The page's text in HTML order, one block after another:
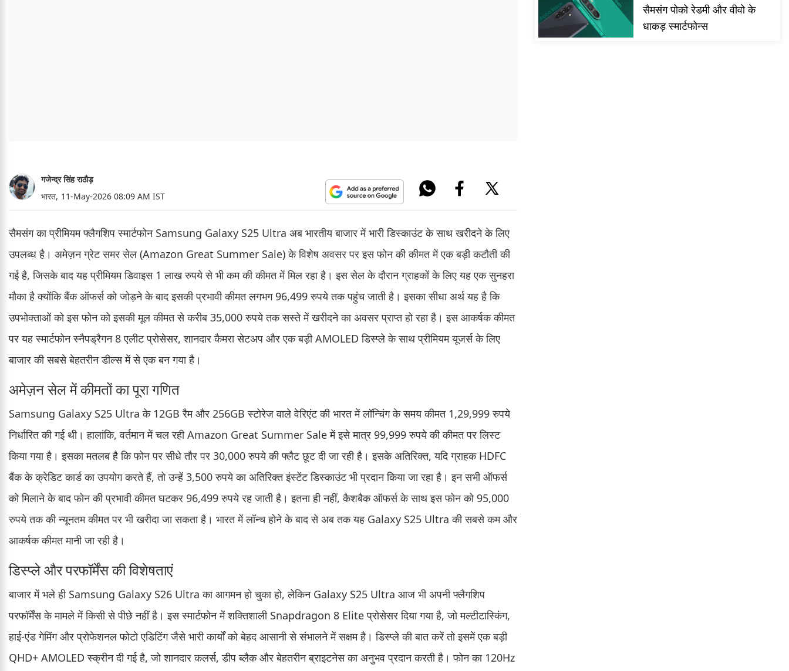
गजेन्द्र सिंह राठौड़
भारत, 11-May-2026 08:09 AM IST
सैमसंग का प्रीमियम फ्लैगशिप स्मार्टफोन Samsung Galaxy S25 Ultra अब भारतीय बाजार में भारी डिस्काउंट के साथ खरीदने के लिए
उपलब्ध है। अमेज़न ग्रेट समर सेल (Amazon Great Summer Sale) के विशेष अवसर पर इस फोन की कीमत में एक बड़ी कटौती की
गई है, जिसके बाद यह प्रीमियम डिवाइस 1 लाख रुपये से भी कम की कीमत में मिल रहा है। इस सेल के दौरान ग्राहकों के लिए यह एक सुनहरा
मौका है क्योंकि बैंक ऑफर्स को जोड़ने के बाद इसकी प्रभावी कीमत लगभग 96,499 रुपये तक पहुंच जाती है। इसका सीधा अर्थ यह है कि
उपभोक्ताओं को इस फोन को इसकी मूल कीमत से करीब 35,000 रुपये तक सस्ते में खरीदने का अवसर प्राप्त हो रहा है। इस आकर्षक कीमत
पर यह स्मार्टफोन स्नैपड्रैगन 8 एलीट प्रोसेसर, शानदार कैमरा सेटअप और एक बड़ी AMOLED डिस्प्ले के साथ प्रीमियम यूजर्स के लिए
बाजार की सबसे बेहतरीन डील्स में से एक बन गया है।
अमेज़न सेल में कीमतों का पूरा गणित
Samsung Galaxy S25 Ultra के 12GB रैम और 256GB स्टोरेज वाले वेरिएंट की भारत में लॉन्चिंग के समय कीमत 1,29,999 रुपये
निर्धारित की गई थी। हालांकि, वर्तमान में चल रही Amazon Great Summer Sale में इसे मात्र 99,999 रुपये की कीमत पर लिस्ट
किया गया है। इसका मतलब है कि फोन पर सीधे तौर पर 30,000 रुपये की फ्लैट छूट दी जा रही है। इसके अतिरिक्त, यदि ग्राहक HDFC
बैंक के क्रेडिट कार्ड का उपयोग करते हैं, तो उन्हें 3,500 रुपये का अतिरिक्त इंस्टेंट डिस्काउंट भी प्रदान किया जा रहा है। इन सभी ऑफर्स
को मिलाने के बाद फोन की प्रभावी कीमत घटकर 96,499 रुपये रह जाती है। इतना ही नहीं, कैशबैक ऑफर्स के साथ इस फोन को 95,000
रुपये तक की न्यूनतम कीमत पर भी खरीदा जा सकता है। भारत में लॉन्च होने के बाद से अब तक यह Galaxy S25 Ultra की सबसे कम और
आकर्षक कीमत मानी जा रही है।
डिस्प्ले और परफॉर्मेंस की विशेषताएं
बाजार में भले ही Samsung Galaxy S26 Ultra का आगमन हो चुका हो, लेकिन Galaxy S25 Ultra आज भी अपनी फ्लैगशिप
परफॉर्मेंस के मामले में किसी से पीछे नहीं है। इस स्मार्टफोन में शक्तिशाली Snapdragon 8 Elite प्रोसेसर दिया गया है, जो मल्टीटास्किंग,
हाई-एंड गेमिंग और प्रोफेशनल फोटो एडिटिंग जैसे भारी कार्यों को बेहद आसानी से संभालने में सक्षम है। डिस्प्ले की बात करें तो इसमें एक बड़ी
QHD+ AMOLED स्क्रीन दी गई है, जो शानदार कलर्स, डीप ब्लैक और बेहतरीन ब्राइटनेस का अनुभव प्रदान करती है। फोन का 120Hz
सैमसंग पोको रेडमी और वीवो के
धाकड़ स्मार्टफोन्स